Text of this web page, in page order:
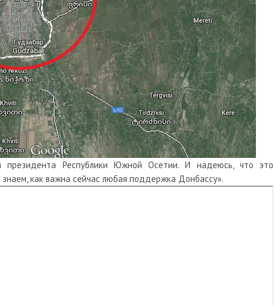
президента Республики Южной Осетии. И надеюсь, что это
как важна сейчас любая поддержка Донбассу».